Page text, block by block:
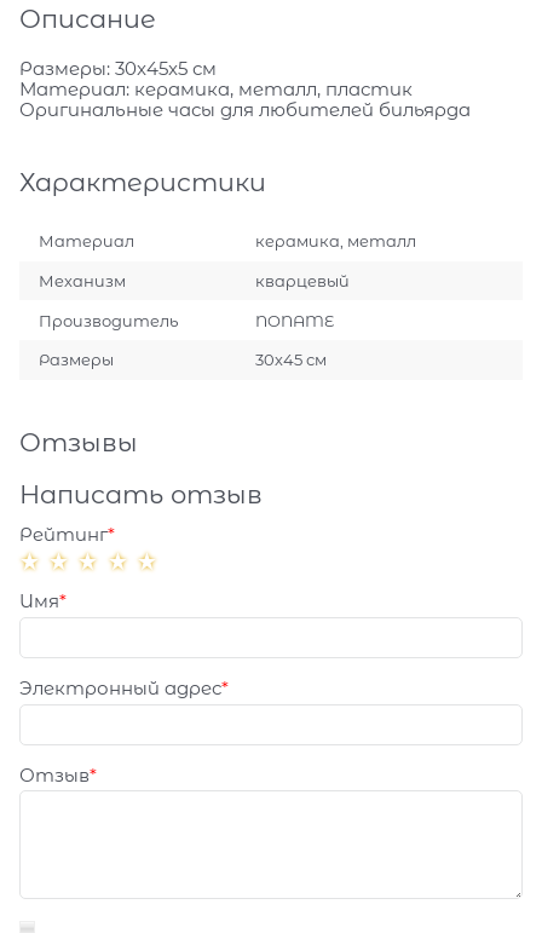
Описание
Размеры: 30x45x5 см
Материал: керамика, металл, пластик
Оригинальные часы для любителей бильярда
Характеристики
Материал керамика, металл
Механизм кварцевый
Производитель NONAME
Размеры 30х45 см
Отзывы
Написать отзыв
Рейтинг
Имя
Электронный адрес
Отзыв